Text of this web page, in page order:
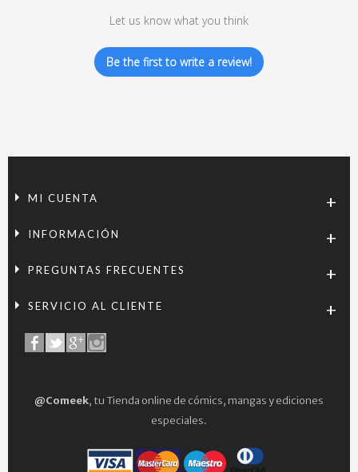
Let us know what you think
Be the first to write a review!
MI CUENTA
INFORMACIÓN
PREGUNTAS FRECUENTES
SERVICIO AL CLIENTE
@Comeek, tu Tienda online de cómics, mangas y ediciones
especiales.